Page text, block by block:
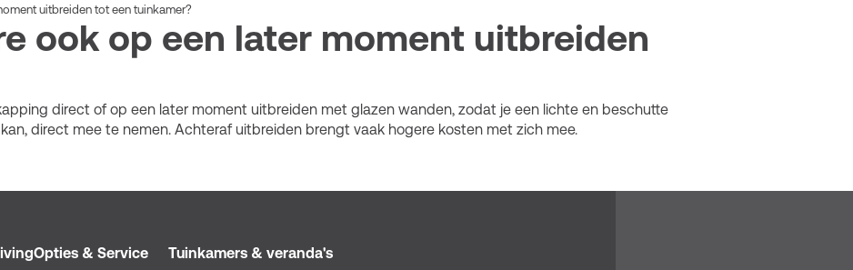
uitbreiden tot een tuinkamer?
ook op een later moment uitbreiden
direct of op een later moment uitbreiden met glazen wanden, zodat je een lichte en beschutte
direct mee te nemen. Achteraf uitbreiden brengt vaak hogere kosten met zich mee.
Opties & Service Tuinkamers & veranda's